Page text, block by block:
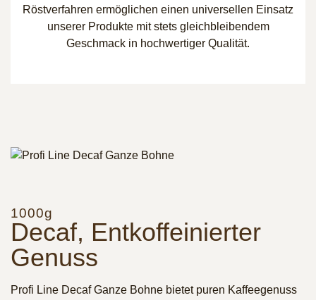
Röstverfahren ermöglichen einen universellen Einsatz
unserer Produkte mit stets gleichbleibendem
Geschmack in hochwertiger Qualität.
1000g
Decaf, Entkoffeinierter
Genuss
Profi Line Decaf Ganze Bohne bietet puren Kaffeegenuss